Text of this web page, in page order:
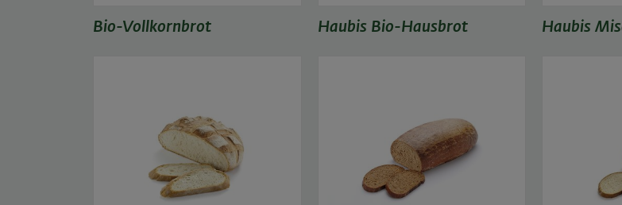
Bio-Vollkornbrot Haubis Bio-Hausbrot Haubis